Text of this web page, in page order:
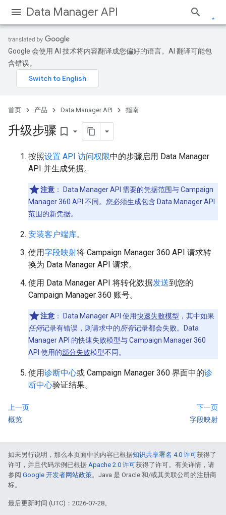
Data Manager API
Google 会使用 AI 技术将内容翻译成您偏好的语言。AI 翻译可能包
含错误。
首页 产品 Data Manager API 指南
升级步骤 bookmark_border
按照设置 API 访问权限中的步骤启用 Data Manager
API 并生成凭据。
注意 ：
Data Manager API 需要的凭据范围与 Campaign
Manager 360 API 不同。您必须生成包含 Data Manager API
范围的新凭据。
安装客户端库。
使用字段映射将 Campaign Manager 360 API 请求转
换为 Data Manager API 请求。
使用 Data Manager API 将转化数据发送到您的
Campaign Manager 360 账号。
注意 ： Data Manager API 使用快速失败模型 ，其中如果
任何记录有错误，则请求中的所有记录都会失败。Data
Manager API 的快速失败模型与 Campaign Manager 360
API 使用的部分失败模型不同。
使用诊断中心或 Campaign Manager 360 界面中的诊
断中心验证结果。
上一页
概览
下一页
字段映射
如未另行说明，那么本页面中的内容已根据知识共享署名 4.0 许可获得了
许可，并且代码示例已根据 Apache 2.0 许可获得了许可。有关详情，请
参阅 Google 开发者网站政策。Java 是 Oracle 和/或其关联公司的注册商
标。
最后更新时间 (UTC)：2026-07-28。